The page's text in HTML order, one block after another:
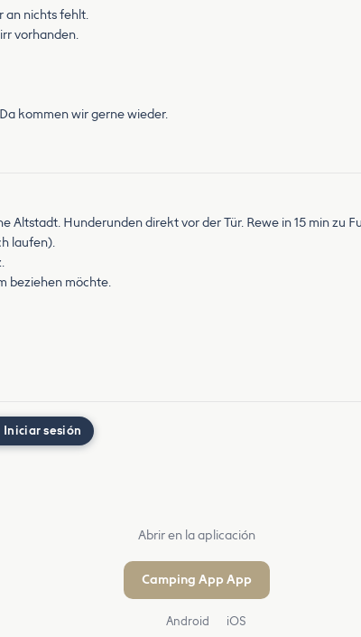
an nichts fehlt.
vorhanden.
kommen wir gerne wieder.
Altstadt. Hunderunden direkt vor der Tür. Rewe in 15 min zu
laufen).
beziehen möchte.
Iniciar sesión
Abrir en la aplicación
Camping App App
Android iOS